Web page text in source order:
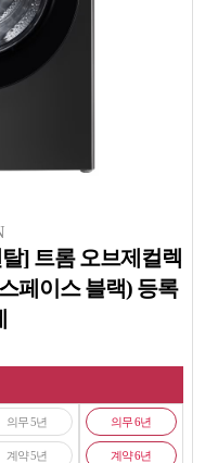
] 트롬 오브제컬렉
페이스 블랙) 등록
의무 5년
계약 5년
의무 6년
계약 6년